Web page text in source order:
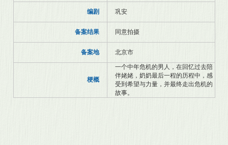
编剧 巩安
备案结果 同意拍摄
备案地 北京市
梗概
一个中年危机的男人，在回忆过去陪
伴姥姥，奶奶最后一程的历程中，感
受到希望与力量，并最终走出危机的
故事。